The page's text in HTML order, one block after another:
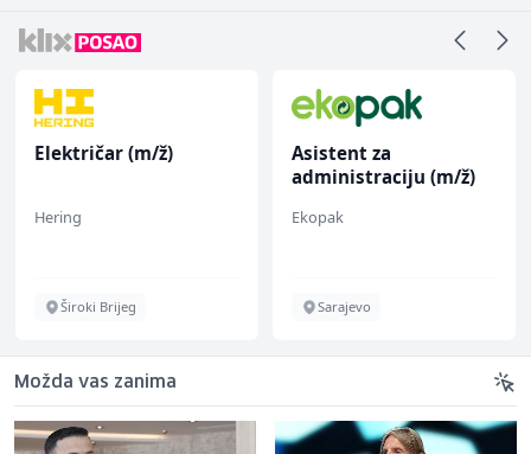
Električar (m/ž)
Hering
Široki Brijeg
Asistent za
administraciju (m/ž)
Ekopak
Sarajevo
Možda vas zanima